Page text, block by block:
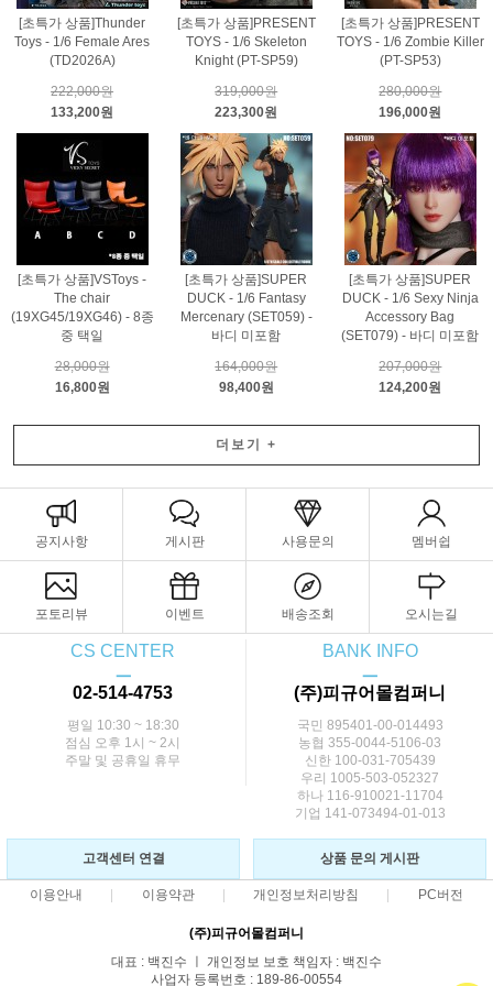
[초특가 상품]Thunder
Toys - 1/6 Female Ares
(TD2026A)
222,000원
133,200원
[초특가 상품]PRESENT
TOYS - 1/6 Skeleton
Knight (PT-SP59)
319,000원
223,300원
[초특가 상품]PRESENT
TOYS - 1/6 Zombie Killer
(PT-SP53)
280,000원
196,000원
[초특가 상품]VSToys -
The chair
(19XG45/19XG46) - 8종
중 택일
28,000원
16,800원
[초특가 상품]SUPER
DUCK - 1/6 Fantasy
Mercenary (SET059) -
바디 미포함
164,000원
98,400원
[초특가 상품]SUPER
DUCK - 1/6 Sexy Ninja
Accessory Bag
(SET079) - 바디 미포함
207,000원
124,200원
더보기 +
공지사항 게시판 사용문의 멤버쉽
포토리뷰 이벤트 배송조회 오시는길
CS CENTER
ㅡ
02-514-4753
평일 10:30 ~ 18:30
점심 오후 1시 ~ 2시
주말 및 공휴일 휴무
BANK INFO
ㅡ
(주)피규어몰컴퍼니
국민 895401-00-014493
농협 355-0044-5106-03
신한 100-031-705439
우리 1005-503-052327
하나 116-910021-11704
기업 141-073494-01-013
고객센터 연결 상품 문의 게시판
이용안내 이용약관 개인정보처리방침 PC버전
(주)피규어몰컴퍼니
대표 : 백진수 ㅣ 개인정보 보호 책임자 : 백진수
사업자 등록번호 : 189-86-00554